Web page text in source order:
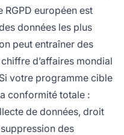
RGPD européen est
données les plus
peut entraîner des
d’affaires mondial
votre programme cible
conformité totale :
de données, droit
des